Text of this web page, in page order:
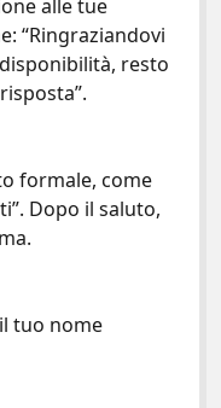
alle tue
“Ringraziandovi
resto
formale, come
Dopo il saluto,
tuo nome